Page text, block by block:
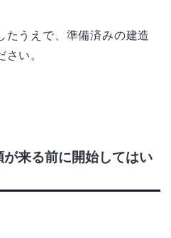
たうえで、準備済みの建造
い。
来る前に開始してはい